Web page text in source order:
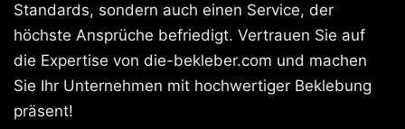
Standards, sondern auch einen Service, der
höchste Ansprüche befriedigt. Vertrauen Sie auf
die Expertise von die-bekleber.com und machen
Sie Ihr Unternehmen mit hochwertiger Beklebung
präsent!